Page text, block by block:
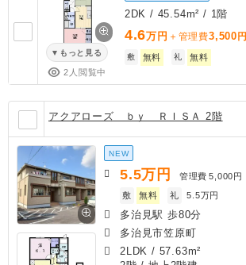
もっと見る
2人閲覧中
2DK / 45.54m² / 1階
4.6万円 ＋管理費3,500 円
敷 無料 礼 無料
アクアローズ ｂｙ ＲＩＳＡ 2階
NEW
5.5万円 管理費 5,000円
敷
無料 礼 5.5万円
多治見駅 歩80分
多治見市笠原町
2LDK / 57.63m²